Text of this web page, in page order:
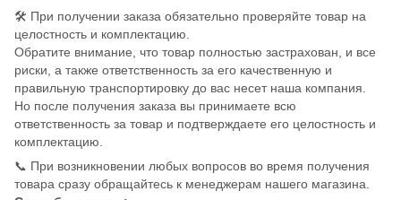
🛠️ При получении заказа обязательно проверяйте товар на
целостность и комплектацию.
Обратите внимание, что товар полностью застрахован, и все
риски, а также ответственность за его качественную и
правильную транспортировку до вас несет наша компания.
Но после получения заказа вы принимаете всю
ответственность за товар и подтверждаете его целостность и
комплектацию.
📞 При возникновении любых вопросов во время получения
товара сразу обращайтесь к менеджерам нашего магазина.